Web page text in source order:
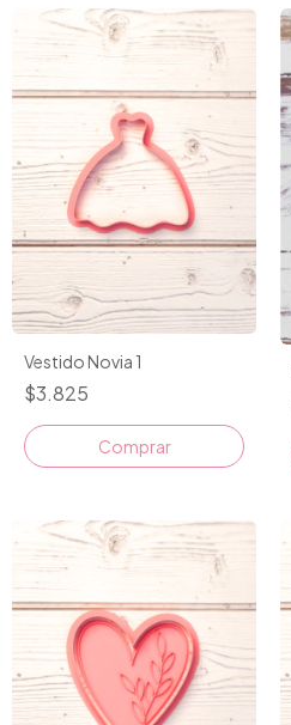
Vestido Novia 1
$3.825
Comprar